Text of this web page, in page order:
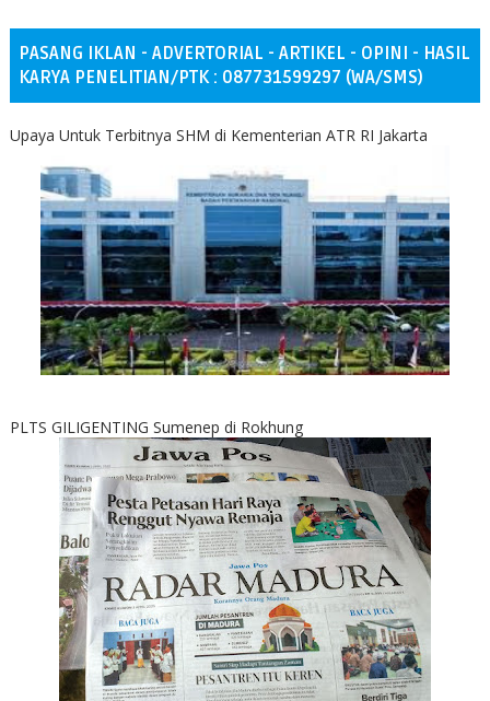
PASANG IKLAN - ADVERTORIAL - ARTIKEL - OPINI - HASIL
KARYA PENELITIAN/PTK : 087731599297 (WA/SMS)
Upaya Untuk Terbitnya SHM di Kementerian ATR RI Jakarta
PLTS GILIGENTING Sumenep di Rokhung